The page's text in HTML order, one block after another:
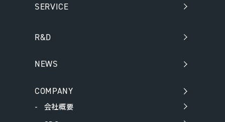
SERVICE
R&D
NEWS
COMPANY
会社概要